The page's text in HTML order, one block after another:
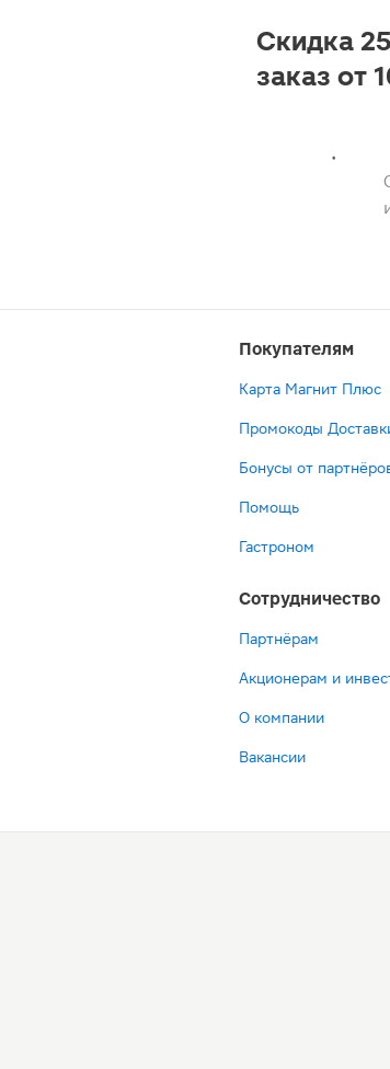
Скидка
заказ от
Покупателям
Карта Магнит Плюс
Промокоды
Бонусы от
Помощь
Гастроном
Сотрудничество
Партнёрам
Акционерам и
О компании
Вакансии